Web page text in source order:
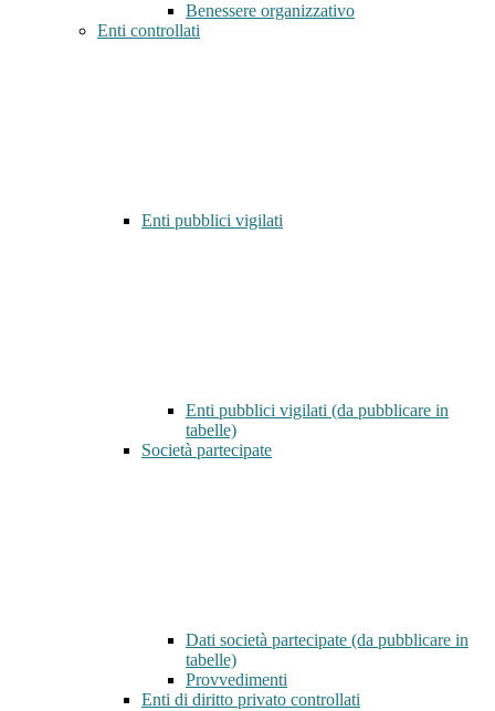
Benessere organizzativo
Enti controllati
Enti pubblici vigilati
Enti pubblici vigilati (da pubblicare in
tabelle)
Società partecipate
Dati società partecipate (da pubblicare in
tabelle)
Provvedimenti
Enti di diritto privato controllati